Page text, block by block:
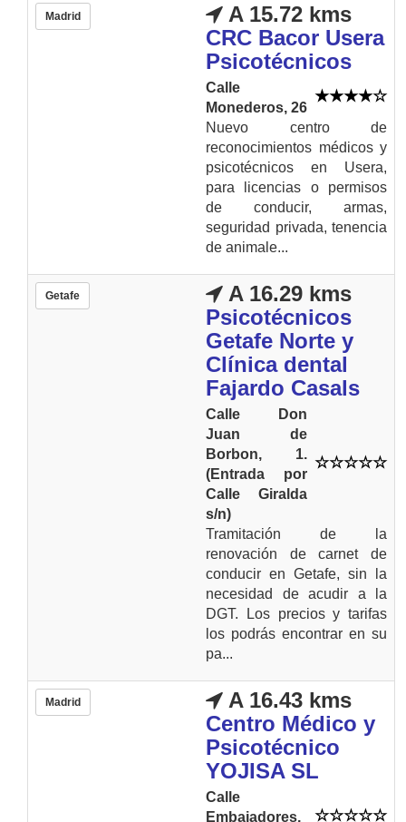
Madrid
A 15.72 kms
CRC Bacor Usera
Psicotécnicos
Calle
Monederos, 26
Nuevo centro de
reconocimientos médicos y
psicotécnicos en Usera,
para licencias o permisos
de conducir, armas,
seguridad privada, tenencia
de animale...
Getafe
A 16.29 kms
Psicotécnicos
Getafe Norte y
Clínica dental
Fajardo Casals
Calle Don
Juan de
Borbon, 1.
(Entrada por
Calle Giralda
s/n)
Tramitación de la
renovación de carnet de
conducir en Getafe, sin la
necesidad de acudir a la
DGT. Los precios y tarifas
los podrás encontrar en su
pa...
Madrid
A 16.43 kms
Centro Médico y
Psicotécnico
YOJISA SL
Calle
Embajadores,